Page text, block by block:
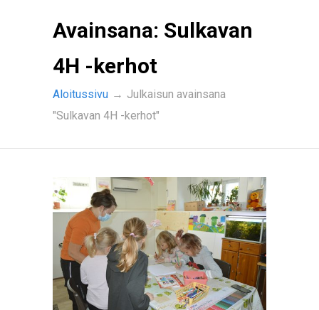
Avainsana: Sulkavan
4H -kerhot
Aloitussivu → Julkaisun avainsana
"Sulkavan 4H -kerhot"